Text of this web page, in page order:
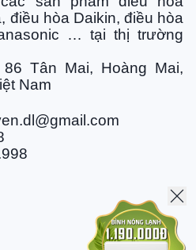
bộ
chiếc
chiếc
liên hệ trực tiếp để được tư
kiện kèm theo máy điều
xác chi tiết nhất.
điều hòa Daikin, điều hòa
… tại thị trường
Tân Mai, Hoàng Mai,
Nam